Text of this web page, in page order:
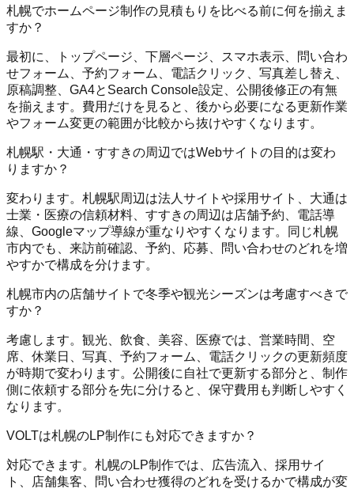
札幌でホームページ制作の見積もりを比べる前に何を揃えま
すか？
最初に、トップページ、下層ページ、スマホ表示、問い合わ
せフォーム、予約フォーム、電話クリック、写真差し替え、
原稿調整、GA4とSearch Console設定、公開後修正の有無
を揃えます。費用だけを見ると、後から必要になる更新作業
やフォーム変更の範囲が比較から抜けやすくなります。
札幌駅・大通・すすきの周辺ではWebサイトの目的は変わ
りますか？
変わります。札幌駅周辺は法人サイトや採用サイト、大通は
士業・医療の信頼材料、すすきの周辺は店舗予約、電話導
線、Googleマップ導線が重なりやすくなります。同じ札幌
市内でも、来訪前確認、予約、応募、問い合わせのどれを増
やすかで構成を分けます。
札幌市内の店舗サイトで冬季や観光シーズンは考慮すべきで
すか？
考慮します。観光、飲食、美容、医療では、営業時間、空
席、休業日、写真、予約フォーム、電話クリックの更新頻度
が時期で変わります。公開後に自社で更新する部分と、制作
側に依頼する部分を先に分けると、保守費用も判断しやすく
なります。
VOLTは札幌のLP制作にも対応できますか？
対応できます。札幌のLP制作では、広告流入、採用サイ
ト、店舗集客、問い合わせ獲得のどれを受けるかで構成が変